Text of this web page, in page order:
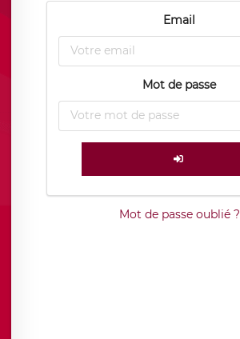
Email
Mot de passe
Mot de passe oublié ?